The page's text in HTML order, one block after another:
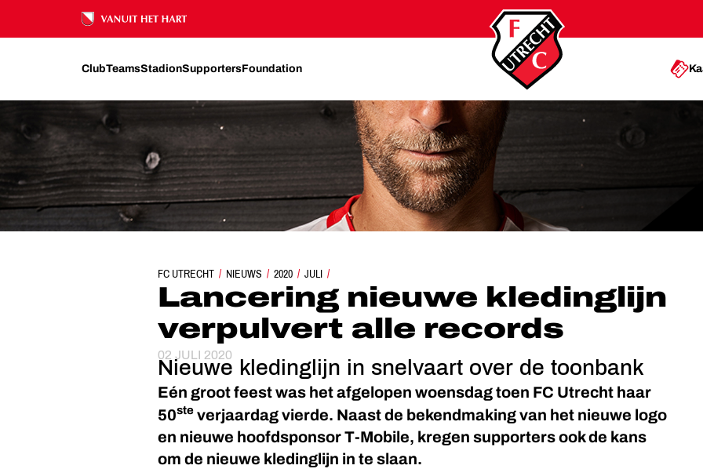
Ons nalatenschap
ClubTeamsStadionSupportersFoundation
FC UTRECHT NIEUWS 2020 JULI
LANCERING NIEUWE KLEDINGLIJN VERPULVERT ALLE RECORDS
Lancering nieuwe kledinglijn
verpulvert alle records
02 JULI 2020
Nieuwe kledinglijn in snelvaart over de toonbank
Eén groot feest was het afgelopen woensdag toen FC Utrecht haar
50steverjaardag vierde. Naast de bekendmaking van het nieuwe logo
en nieuwe hoofdsponsor T-Mobile, kregen supporters ook de kans
om de nieuwe kledinglijn in te slaan.